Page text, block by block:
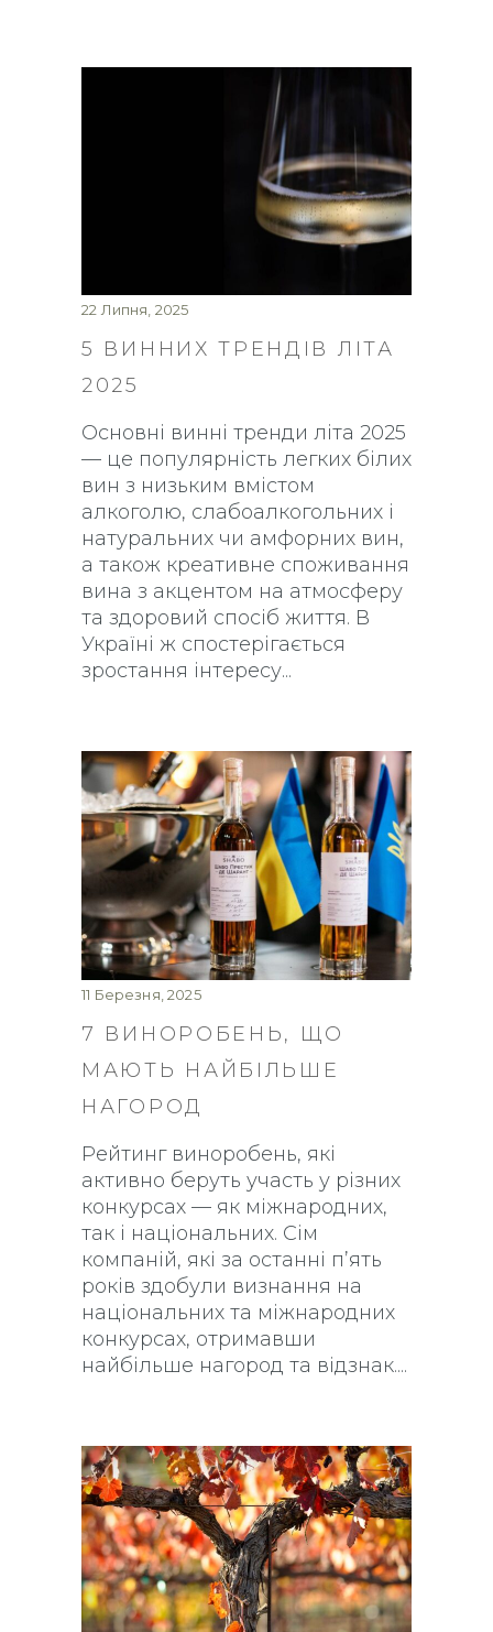
22 Липня, 2025
5 ВИННИХ ТРЕНДІВ ЛІТА
2025
Основні винні тренди літа 2025
— це популярність легких білих
вин з низьким вмістом
алкоголю, слабоалкогольних і
натуральних чи амфорних вин,
а також креативне споживання
вина з акцентом на атмосферу
та здоровий спосіб життя. В
Україні ж спостерігається
зростання інтересу
11 Березня, 2025
7 ВИНОРОБЕНЬ, ЩО
МАЮТЬ НАЙБІЛЬШЕ
НАГОРОД
Рейтинг виноробень, які
активно беруть участь у різних
конкурсах — як міжнародних,
так і національних. Сім
компаній, які за останні п’ять
років здобули визнання на
національних та міжнародних
конкурсах, отримавши
найбільше нагород та відзнак.